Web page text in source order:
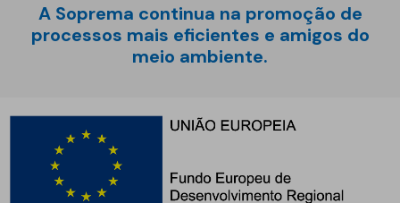
A Soprema continua na promoção de
processos mais eficientes e amigos do
meio ambiente.